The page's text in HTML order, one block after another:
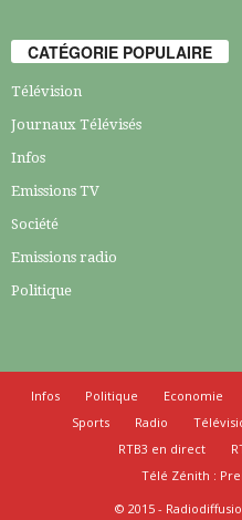
CATÉGORIE POPULAIRE
Télévision
Journaux Télévisés
Infos
Emissions TV
Société
Emissions radio
Politique
Infos Politique Economie
Sports
Radio
RTB3 en direct
Télé Zénith :
© 2015 -